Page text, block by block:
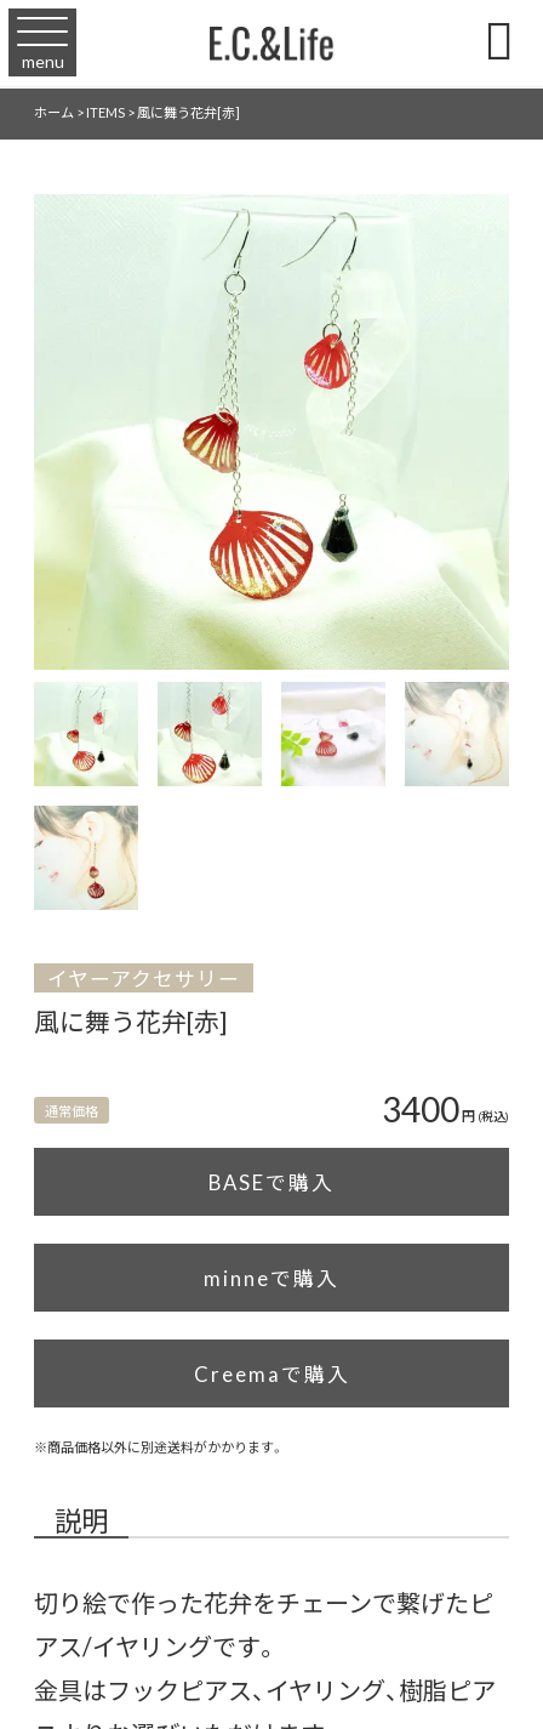
menu 
ホーム>ITEMS>風に舞う花弁[赤]
イヤーアクセサリー
風に舞う花弁[赤]
通常価格 3400円 (税込)
BASEで購入
minneで購入
Creemaで購入
※商品価格以外に別途送料がかかります。
説明
切り絵で作った花弁をチェーンで繋げたピ
アス/イヤリングです。
金具はフックピアス、イヤリング、樹脂ピア